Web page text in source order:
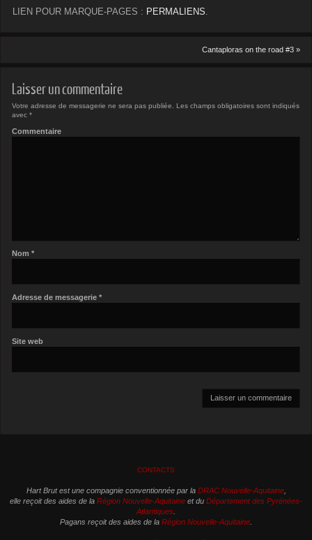
LIEN POUR MARQUE-PAGES : PERMALIENS
Cantaploras on the road #3 »
Laisser un commentaire
Votre adresse de messagerie ne sera pas publiée.
Les champs obligatoires sont indiqués
avec*
Commentaire
Nom*
Adresse de messagerie*
Site web
CONTACTS
Hart Brut est une compagnie conventionnée par la DRAC Nouvelle-Aquitaine,
elle reçoit des aides de la Région Nouvelle-Aquitaine et du Département des Pyrénées-
Atlantiques.
Pagans reçoit des aides de la Région Nouvelle-Aquitaine.